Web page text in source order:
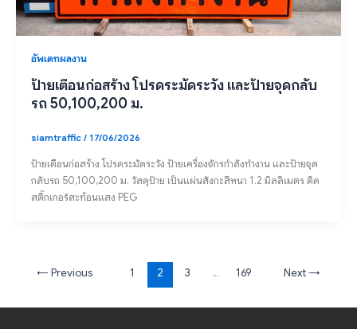
อัพเดทผลงาน
ป้ายเตือนก่อสร้าง โปรดระมัดระวัง และป้ายจุดกลับ
รถ 50,100,200 ม.
siamtraffic/ 17/06/2026
ป้ายเตือนก่อสร้าง โปรดระมัดระวัง ป้ายเครื่องจักรกำลังทำงาน และป้ายจุด
กลับรถ 50,100,200 ม. วัสดุป้าย เป็นแผ่นสังกะสีหนา 1.2 มิลลิเมตร ติด
สติ๊กเกอร์สะท้อนแสง PEG
← Previous 1 2 3 … 169 Next→